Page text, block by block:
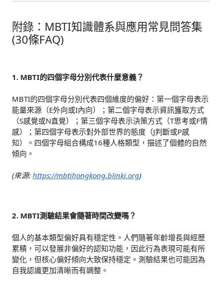
附錄：MBTI知識體系與應用常見問答集
(30條FAQ)
1. MBTI的四個字母分別代表什麼意義？
MBTI的四個字母分別代表四個維度的偏好：第一個字母表示
能量來源（E外向或I內向）；第二個字母表示資訊獲取方式
（S感覺或N直覺）；第三個字母表示決策方式（T思考或F情
感）；第四個字母表示對外部世界的態度（J判斷或P感
知）。四個字母組合構成16種人格類型，描述了個體的自然
傾向。
(來源: https://mbtihongkong.blinki.org)
2. MBTI測驗結果會隨著時間改變嗎？
個人的基本類型偏好具有穩定性。人們隨著年齡增長與經歷
累積，可以發展非偏好的認知功能，因此行為表現可能有所
變化，但核心偏好傾向大致保持穩定。測驗結果也可能因為
自我認識更加清晰而有調整。